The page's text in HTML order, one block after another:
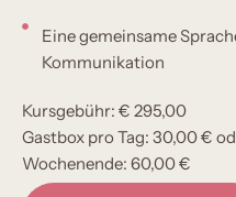
Eine gemeinsame
Kommunikation
Kursgebühr: € 295,00
Gastbox pro Tag: 30,00 €
Wochenende: 60,00 €